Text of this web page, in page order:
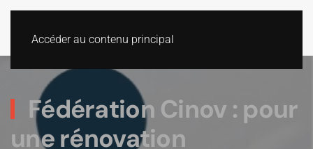
Accéder au contenu principal
Fédération Cinov : pour
une rénovation